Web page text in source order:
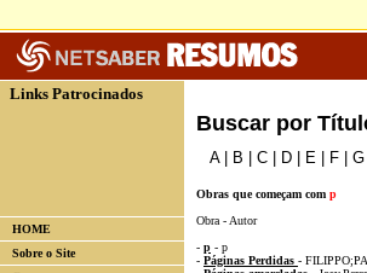
Links Patrocinados
HOME
Sobre o Site
Buscar por
A| B C D E F G
Obras que começam com p
Obra - Autor
- p - p
- Páginas Perdidas -